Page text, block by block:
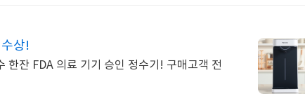
상!
한잔 FDA 의료 기기 승인 정수기! 구매고객 전